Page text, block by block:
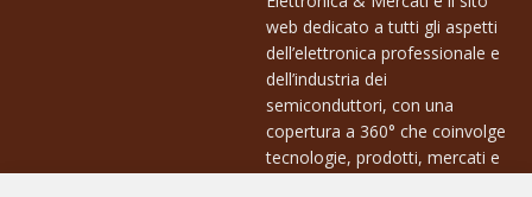
web dedicato a tutti gli aspetti
dell’elettronica professionale e
dell’industria dei
semiconduttori, con una
copertura a 360° che coinvolge
tecnologie, prodotti, mercati e